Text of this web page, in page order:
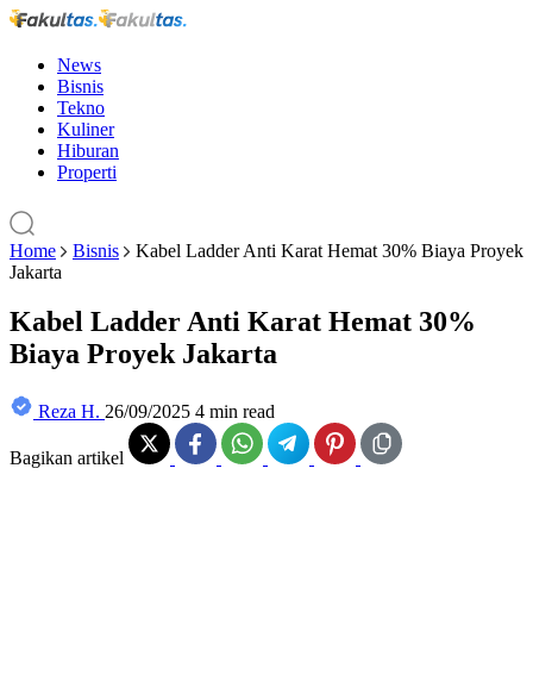
News
Bisnis
Tekno
Kuliner
Hiburan
Properti
Home Bisnis
Kabel Ladder Anti Karat Hemat 30% Biaya Proyek
Jakarta
Kabel Ladder Anti Karat Hemat 30%
Biaya Proyek Jakarta
Reza H. 26/09/2025 4 min read
Bagikan artikel